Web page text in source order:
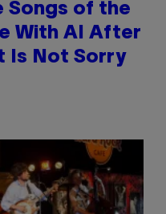
Songs of the
With AI After
Is Not Sorry